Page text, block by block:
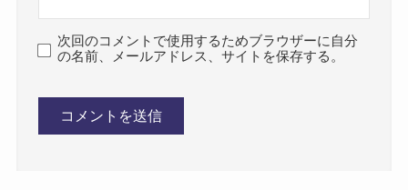
次回のコメントで使用するためブラウザーに自分
の名前、メールアドレス、サイトを保存する。